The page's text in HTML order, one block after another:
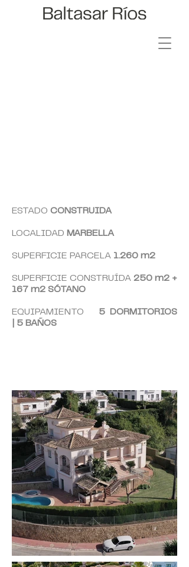
ESTADO CONSTRUIDA
LOCALIDAD MARBELLA
SUPERFICIE PARCELA 1.260 m2
SUPERFICIE CONSTRUÍDA 250 m2 +
167 m2 SÓTANO
EQUIPAMIENTO
5 DORMITORIOS
5 BAÑOS